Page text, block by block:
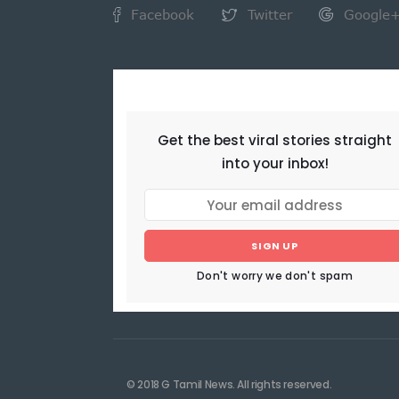
Facebook Twitter Google+
Get the best viral stories straight
into your inbox!
SIGN UP
Don't worry we don't spam
© 2018 G Tamil News. All rights reserved.